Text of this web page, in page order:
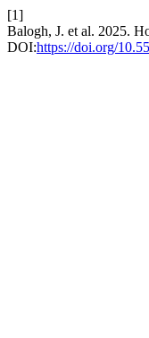
[1]
Balogh, J. et al. 2025.
DOI:https://doi.org/